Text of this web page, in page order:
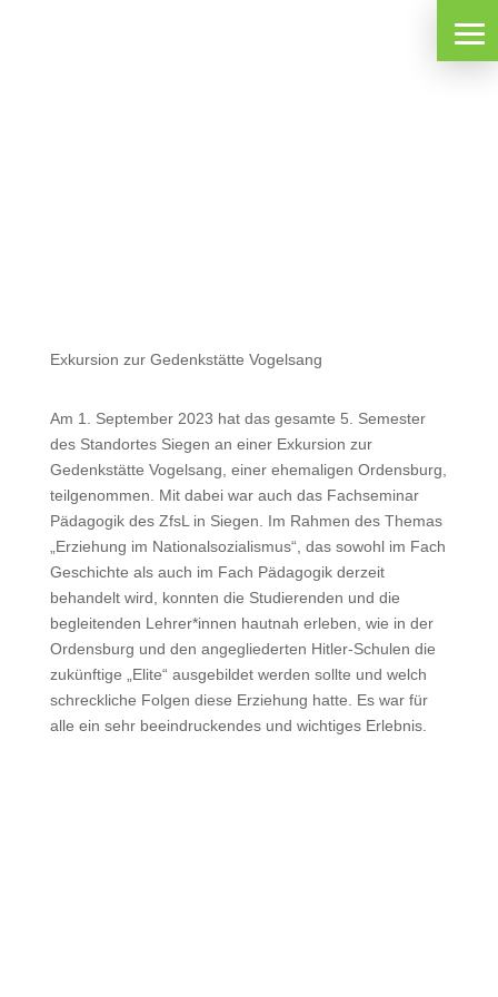
Exkursion zur Gedenkstätte Vogelsang
Am 1. September 2023 hat das gesamte 5. Semester
des Standortes Siegen an einer Exkursion zur
Gedenkstätte Vogelsang, einer ehemaligen Ordensburg,
teilgenommen. Mit dabei war auch das Fachseminar
Pädagogik des ZfsL in Siegen. Im Rahmen des Themas
„Erziehung im Nationalsozialismus“, das sowohl im Fach
Geschichte als auch im Fach Pädagogik derzeit
behandelt wird, konnten die Studierenden und die
begleitenden Lehrer*innen hautnah erleben, wie in der
Ordensburg und den angegliederten Hitler-Schulen die
zukünftige „Elite“ ausgebildet werden sollte und welch
schreckliche Folgen diese Erziehung hatte. Es war für
alle ein sehr beeindruckendes und wichtiges Erlebnis.